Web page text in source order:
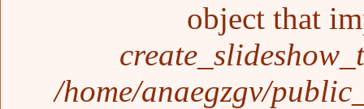
object that
/home/anaegzgv/